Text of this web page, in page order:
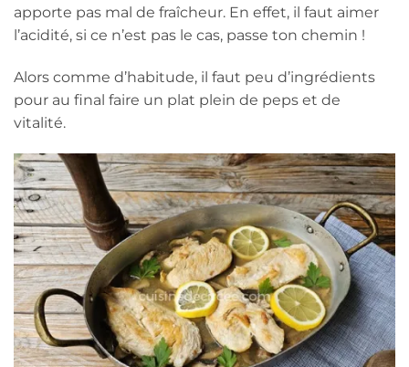
apporte pas mal de fraîcheur. En effet, il faut aimer
l’acidité, si ce n’est pas le cas, passe ton chemin !
Alors comme d’habitude, il faut peu d’ingrédients
pour au final faire un plat plein de peps et de
vitalité.